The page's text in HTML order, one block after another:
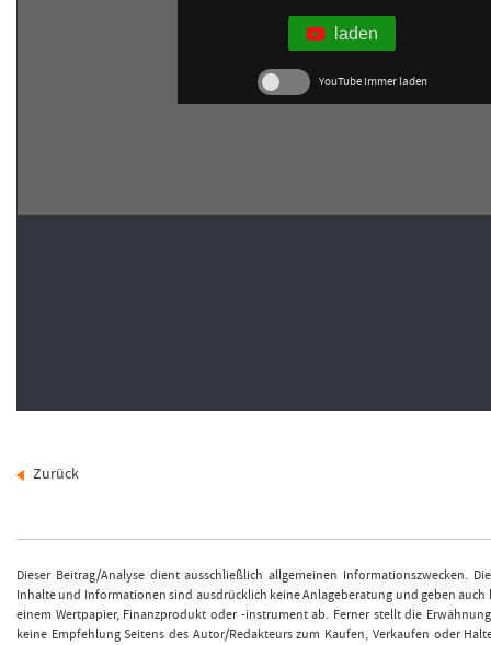
laden
YouTube immer laden
Zurück
Dieser Beitrag/Analyse dient ausschließlich allgemeinen Informationszwecken.
Inhalte und Informationen sind ausdrücklich keine Anlageberatung und geben
einem Wertpapier, Finanzprodukt oder -instrument ab. Ferner stellt die
keine Empfehlung Seitens des Autor/Redakteurs zum Kaufen, Verkaufen oder